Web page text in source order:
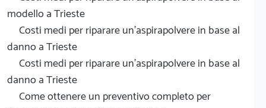
modello a Trieste
Costi medi per riparare un'aspirapolvere in base al
danno a Trieste
Costi medi per riparare un'aspirapolvere in base al
danno a Trieste
Come ottenere un preventivo completo per